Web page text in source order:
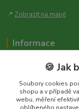
📍 Zobrazit na mapě
Informace
Zásady ochrany
Kontakt
Obecné nařízení o
🍪 Jak
Soubory cookies
shopu a v případě
webu, měření